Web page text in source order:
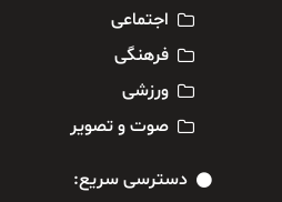
اجتماعی
فرهنگی
ورزشی
صوت و تصویر
دسترسی سریع: